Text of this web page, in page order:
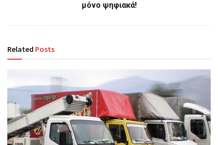
μόνο ψηφιακά!
Related Posts